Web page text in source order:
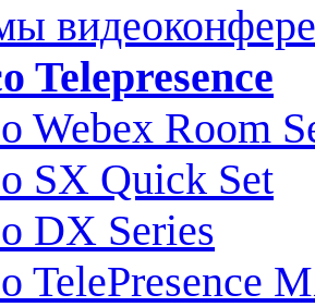
Telepresence
Webex Room
SX Quick Set
DX Series
TelePresence